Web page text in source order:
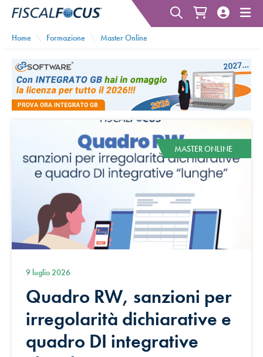
Home Formazione Master Online
MASTER ONLINE
9 luglio 2026
Quadro RW, sanzioni per
irregolarità dichiarative e
quadro DI integrative